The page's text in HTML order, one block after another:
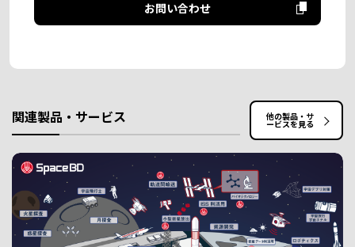
お問い合わせ
関連製品・サービス 他の製品・サ
ービスを見る